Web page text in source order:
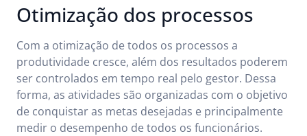
Otimização dos processos
Com a otimização de todos os processos a
produtividade cresce, além dos resultados poderem
ser controlados em tempo real pelo gestor. Dessa
forma, as atividades são organizadas com o objetivo
de conquistar as metas desejadas e principalmente
medir o desempenho de todos os funcionários.